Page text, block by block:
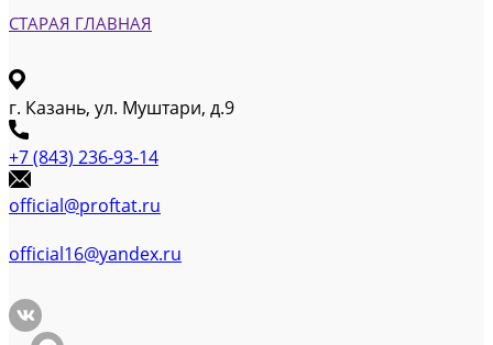
СТАРАЯ ГЛАВНАЯ
г. Казань, ул. Муштари, д.9
+7 (843) 236-93-14
official@proftat.ru
official16@yandex.ru